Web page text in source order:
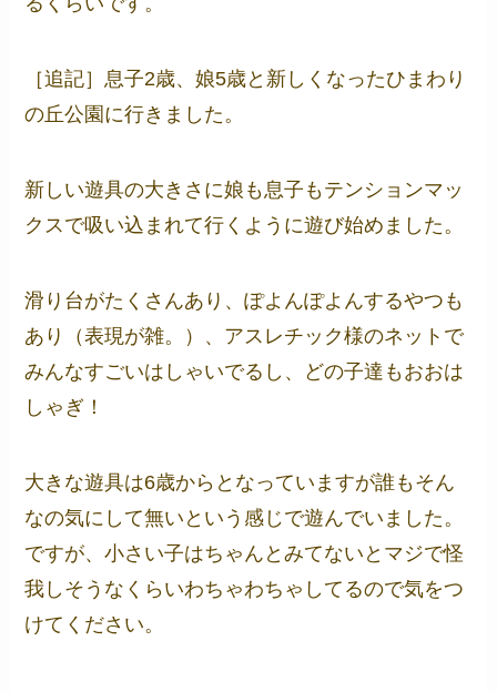
［追記］息子2歳、娘5歳と新しくなったひまわり
の丘公園に行きました。
新しい遊具の大きさに娘も息子もテンションマッ
クスで吸い込まれて行くように遊び始めました。
滑り台がたくさんあり、ぽよんぽよんするやつも
あり（表現が雑。）、アスレチック様のネットで
みんなすごいはしゃいでるし、どの子達もおおは
しゃぎ！
大きな遊具は6歳からとなっていますが誰もそん
なの気にして無いという感じで遊んでいました。
ですが、小さい子はちゃんとみてないとマジで怪
我しそうなくらいわちゃわちゃしてるので気をつ
けてください。